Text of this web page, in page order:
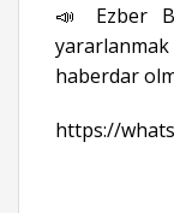
📣 Ezber
haberdar
https://